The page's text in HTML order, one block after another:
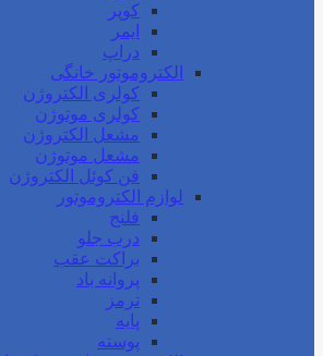
کوپر
ایمر
دراپ
الکتروموتور خانگی
کولری الکتروژن
کولری موتوژن
مشعل الکتروژن
مشعل موتوژن
فن کوئل الکتروژن
لوازم الکتروموتور
فلنج
درب جلو
براکت عقب
پروانه باد
ترمز
پایه
پوسته